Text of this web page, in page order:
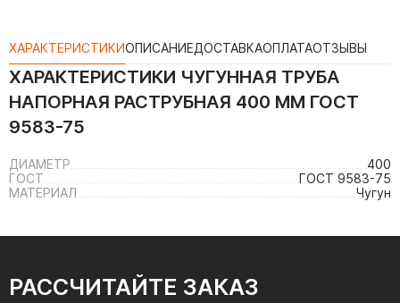
ХАРАКТЕРИСТИКИОПИСАНИЕДОСТАВКАОПЛАТАОТЗЫВЫ
ХАРАКТЕРИСТИКИ ЧУГУННАЯ ТРУБА
НАПОРНАЯ РАСТРУБНАЯ 400 ММ ГОСТ
9583-75
ДИАМЕТР
400
ГОСТ
ГОСТ 9583-75
МАТЕРИАЛ
Чугун
РАССЧИТАЙТЕ ЗАКАЗ